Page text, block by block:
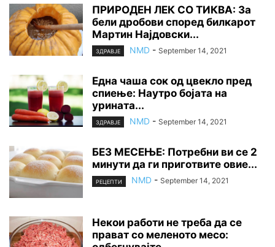
ПРИРОДЕН ЛЕК СО ТИКВА: За
бели дробови според билкарот
Мартин Најдовски...
ЗДРАВЈЕ NMD - September 14, 2021
Една чаша сок од цвекло пред
спиење: Наутро бојата на
урината...
ЗДРАВЈЕ NMD - September 14, 2021
БЕЗ МЕСЕЊЕ: Потребни ви се 2
минути да ги приготвите овие...
РЕЦЕПТИ NMD - September 14, 2021
Некои работи не треба да се
прават со меленото месо: